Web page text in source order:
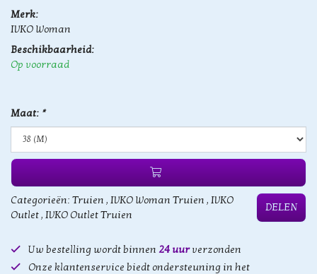
Merk:
IVKO Woman
Beschikbaarheid:
Op voorraad
Maat: *
Categorieën: Truien , IVKO Woman Truien , IVKO
Outlet, IVKO Outlet Truien
DELEN
Uw bestelling wordt binnen 24 uurverzonden
Onze klantenservice biedt ondersteuning in het